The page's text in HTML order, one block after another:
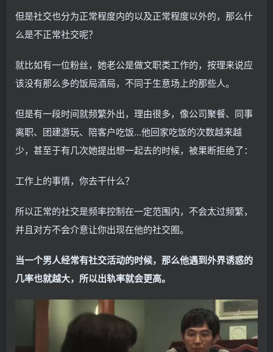
但是社交也分为正常程度内的以及正常程度以外的，那么什
么是不正常社交呢？
就比如有一位粉丝，她老公是做文职类工作的，按理来说应
该没有那么多的饭局酒局，不同于生意场上的那些人。
但是有一段时间就频繁外出，理由很多，像公司聚餐、同事
离职、团建游玩、陪客户吃饭...他回家吃饭的次数越来越
少，甚至于有几次她提出想一起去的时候，被果断拒绝了：
工作上的事情，你去干什么？
所以正常的社交是频率控制在一定范围内，不会太过频繁，
并且对方不会介意让你出现在他的社交圈。
当一个男人经常有社交活动的时候，那么他遇到外界诱惑的
几率也就越大，所以出轨率就会更高。